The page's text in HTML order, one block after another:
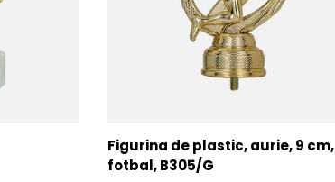
Figurina de plastic, aurie, 9 cm,
fotbal, B305/G